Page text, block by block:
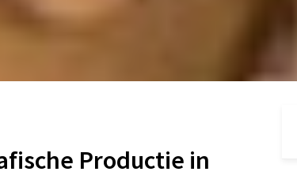
Productie in